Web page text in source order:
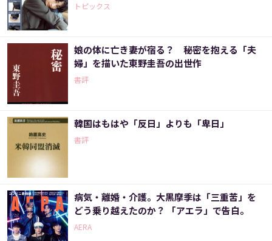
トピックス
娘の体に亡き妻が宿る？ 秘密を抱える「夫
婦」を描いた東野圭吾の出世作
書評
韓国はもはや「反日」よりも「卑日」
書評
病気・離婚・介護。大黒摩季は「三重苦」を
どう乗り越えたのか？ 「アエラ」で告白。
AERA